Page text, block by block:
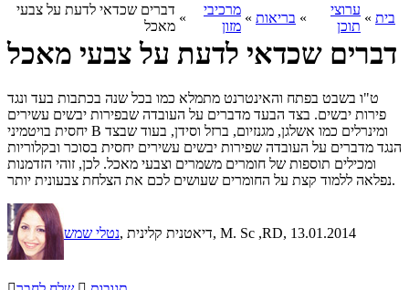
בית »
ערוצי
תוכן
» בריאות »
מרכיבי
מזון
»
דברים שכדאי לדעת על צבעי
מאכל
דברים שכדאי לדעת על צבעי מאכל
ט"ו בשבט בפתח והאינטרנט מתמלא כמו בכל שנה בכתבות בעד ונגד
פירות יבשים. בצד הבעד מדברים על העובדה שבפירות יבשים עשירים
יחסית בויטמיני B ומינרלים כמו אשלגן, מגנזיום, ברזל וסידן, בעוד שבצד
הנגד מדברים על העובדה שפירות יבשים עשירים יחסית בסוכר ובקלוריות
ומכילים תוספות של חומרים משמרים וצבעי מאכל. לכן, זוהי הזדמנות
נפלאה ללמוד קצת על החומרים שעושים לכם את הצלחת צבעונית יותר.
נטלי שמש , דיאטנית קלינית, M. Sc ,RD, 13.01.2014